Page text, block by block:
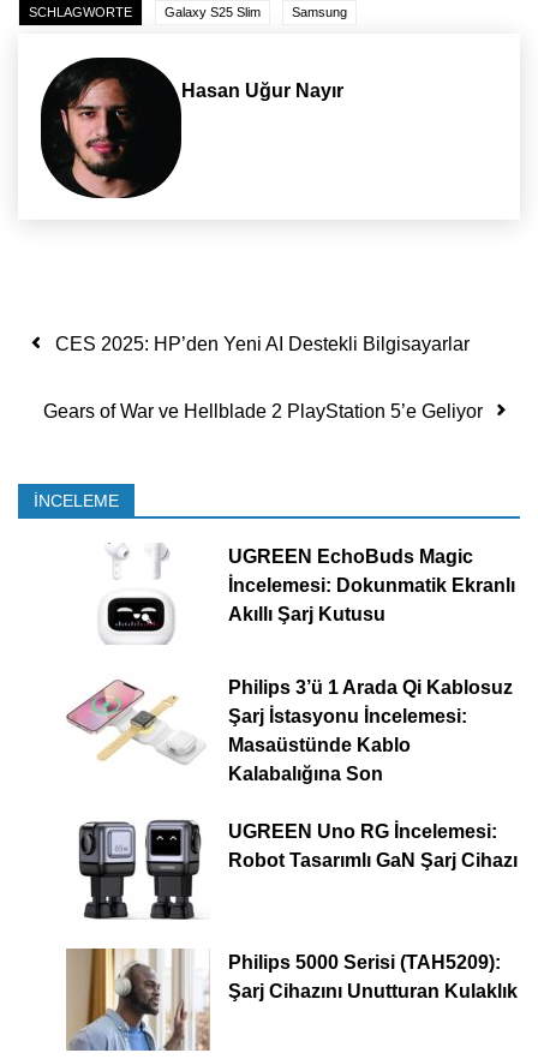
SCHLAGWORTE Galaxy S25 Slim Samsung
Hasan Uğur Nayır
Yazı dolaşımı
CES 2025: HP’den Yeni AI Destekli Bilgisayarlar
Gears of War ve Hellblade 2 PlayStation 5’e Geliyor
İNCELEME
UGREEN EchoBuds Magic
İncelemesi: Dokunmatik Ekranlı
Akıllı Şarj Kutusu
Philips 3’ü 1 Arada Qi Kablosuz
Şarj İstasyonu İncelemesi:
Masaüstünde Kablo
Kalabalığına Son
UGREEN Uno RG İncelemesi:
Robot Tasarımlı GaN Şarj Cihazı
Philips 5000 Serisi (TAH5209):
Şarj Cihazını Unutturan Kulaklık